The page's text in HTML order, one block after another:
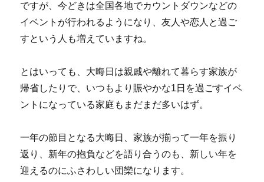
ですが、今どきは全国各地でカウントダウンなどの
イベントが行われるようになり、友人や恋人と過ご
すという人も増えていますね。
とはいっても、大晦日は親戚や離れて暮らす家族が
帰省したりで、いつもより賑やかな1日を過ごすイベ
ントになっている家庭もまだまだ多いはず。
一年の節目となる大晦日、家族が揃って一年を振り
返り、新年の抱負などを語り合うのも、新しい年を
迎えるのにふさわしい団欒になります。